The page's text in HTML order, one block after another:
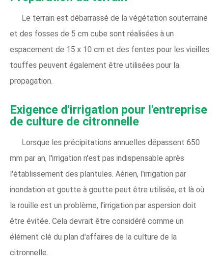
Le terrain est débarrassé de la végétation souterraine
et des fosses de 5 cm cube sont réalisées à un
espacement de 15 x 10 cm et des fentes pour les vieilles
touffes peuvent également être utilisées pour la
propagation.
Exigence d'irrigation pour l'entreprise
de culture de citronnelle
Lorsque les précipitations annuelles dépassent 650
mm par an, l'irrigation n'est pas indispensable après
l'établissement des plantules. Aérien, l'irrigation par
inondation et goutte à goutte peut être utilisée, et là où
la rouille est un problème, l'irrigation par aspersion doit
être évitée. Cela devrait être considéré comme un
élément clé du plan d'affaires de la culture de la
citronnelle.